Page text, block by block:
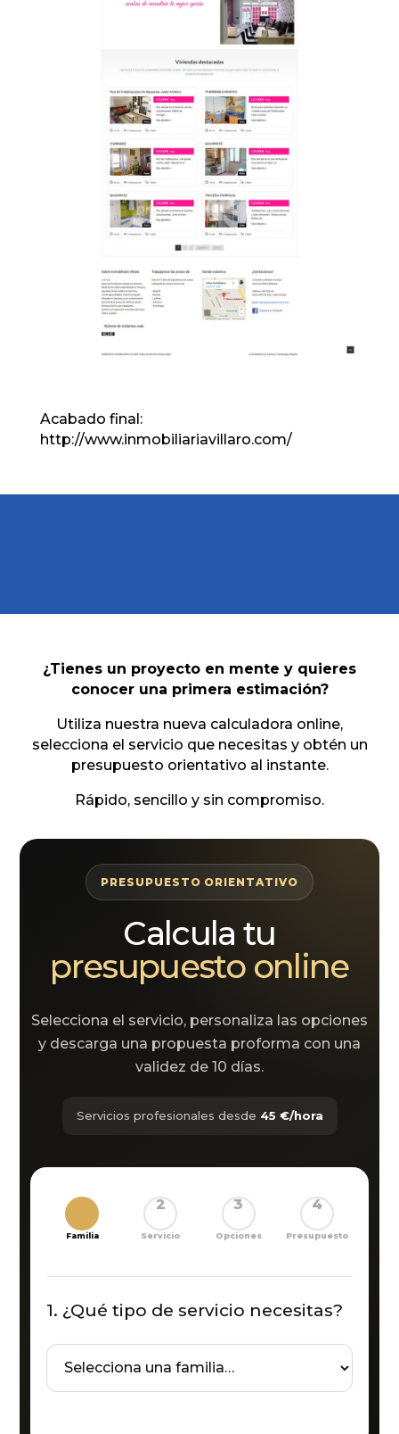
Acabado final:
http://www.inmobiliariavillaro.com/
¿Tienes un proyecto en mente y quieres
conocer una primera estimación?
Utiliza nuestra nueva calculadora online,
selecciona el servicio que necesitas y obtén un
presupuesto orientativo al instante.
Rápido, sencillo y sin compromiso.
PRESUPUESTO ORIENTATIVO
Calcula tu
presupuesto online
Selecciona el servicio, personaliza las opciones
y descarga una propuesta proforma con una
validez de 10 días.
Servicios profesionales desde 45 €/hora
Familia
2
Servicio
3
Opciones
4
Presupuesto
1. ¿Qué tipo de servicio necesitas?